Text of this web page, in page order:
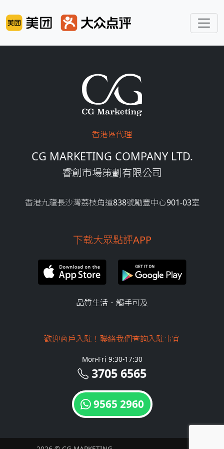
香港區代理
CG MARKETING COMPANY LTD.
睿創市場策劃有限公司
香港九龍長沙灣荔枝角道838號勵豐中心901-03室
下载大眾點評APP
品質生活．觸手可及
歡迎商戶入駐！聯絡我們查詢入駐事宜
Mon-Fri 9:30-17:30
3705 6565
9565 2960